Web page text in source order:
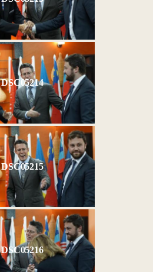
DSC05214
DSC05215
DSC05216